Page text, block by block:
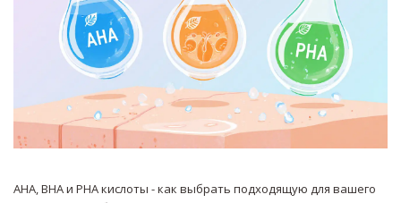
AHA, BHA и PHA кислоты - как выбрать подходящую для вашего